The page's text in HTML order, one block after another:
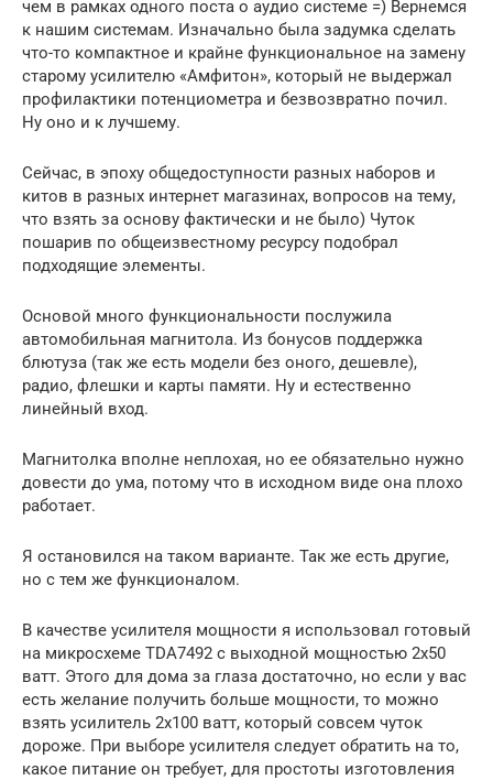
чем в рамках одного поста о аудио системе =) Вернемся
к нашим системам. Изначально была задумка сделать
что-то компактное и крайне функциональное на замену
старому усилителю «Амфитон», который не выдержал
профилактики потенциометра и безвозвратно почил.
Ну оно и к лучшему.
Сейчас, в эпоху общедоступности разных наборов и
китов в разных интернет магазинах, вопросов на тему,
что взять за основу фактически и не было) Чуток
пошарив по общеизвестному ресурсу подобрал
подходящие элементы.
Основой много функциональности послужила
автомобильная магнитола. Из бонусов поддержка
блютуза (так же есть модели без оного, дешевле),
радио, флешки и карты памяти. Ну и естественно
линейный вход.
Магнитолка вполне неплохая, но ее обязательно нужно
довести до ума, потому что в исходном виде она плохо
работает.
Я остановился на таком варианте. Так же есть другие,
но с тем же функционалом.
В качестве усилителя мощности я использовал готовый
на микросхеме TDA7492 с выходной мощностью 2х50
ватт. Этого для дома за глаза достаточно, но если у вас
есть желание получить больше мощности, то можно
взять усилитель 2х100 ватт, который совсем чуток
дороже. При выборе усилителя следует обратить на то,
какое питание он требует, для простоты изготовления